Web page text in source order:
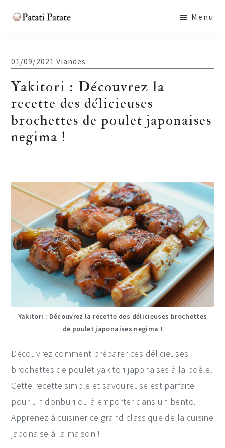
content
sidebar
Menu
01/09/2021 Viandes
Yakitori : Découvrez la
recette des délicieuses
brochettes de poulet japonaises
negima !
Yakitori : Découvrez la recette des délicieuses brochettes
de poulet japonaises negima !
Découvrez comment préparer ces délicieuses
brochettes de poulet yakitori japonaises à la poêle.
Cette recette simple et savoureuse est parfaite
pour un donburi ou à emporter dans un bento.
Apprenez à cuisiner ce grand classique de la cuisine
japonaise à la maison !